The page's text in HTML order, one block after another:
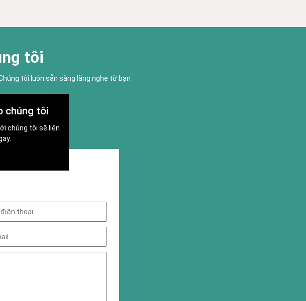
tôi
tôi luôn sẵn sàng lắng nghe từ bạn
chúng tôi
chúng tôi sẽ liên